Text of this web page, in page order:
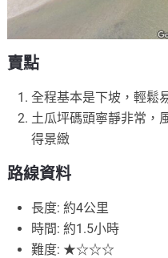
賣點
全程基本是下坡，輕鬆
土瓜坪碼頭寧靜非常，
得景緻
路線資料
長度: 約4公里
時間: 約1.5小時
難度: ★☆☆☆